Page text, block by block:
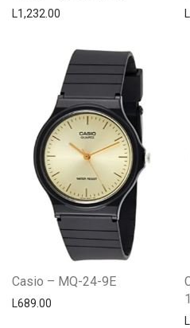
L1,232.00 L
Casio – MQ-24-9E
L689.00
L